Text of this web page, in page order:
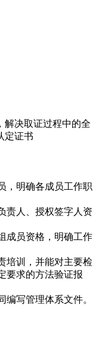
解决取证过程中的全
定证书
，明确各成员工作职
责人、授权签字人资
成员资格，明确工作
培训，并能对主要检
要求的方法验证报
编写管理体系文件。